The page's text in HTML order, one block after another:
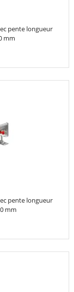
pente longueur
mm
pente longueur
mm